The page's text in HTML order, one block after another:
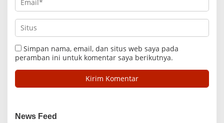
Simpan nama, email, dan situs web saya pada
peramban ini untuk komentar saya berikutnya.
News Feed